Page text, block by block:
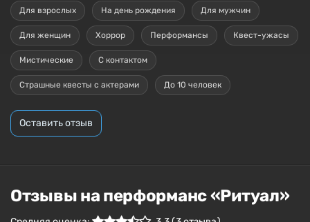
Для взрослых На день рождения Для мужчин
Для женщин Хоррор Перформансы Квест-ужасы
Мистические С контактом
Страшные квесты с актерами До 10 человек
Оставить отзыв
Отзывы на перформанс «Ритуал»